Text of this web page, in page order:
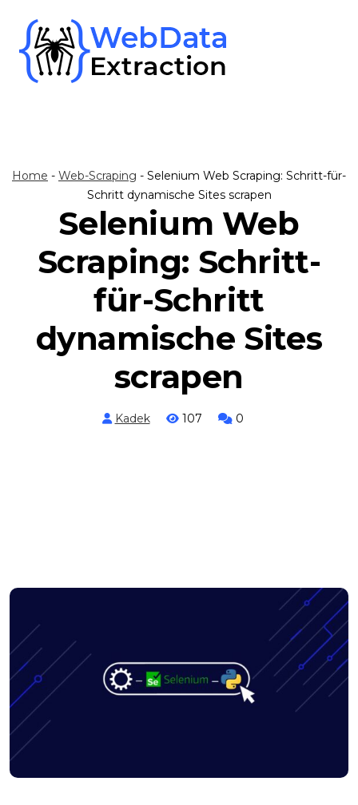
content
Home - Web-Scraping - Selenium Web Scraping: Schritt-für-
Schritt dynamische Sites scrapen
Selenium Web
Scraping: Schritt-
für-Schritt
dynamische Sites
scrapen
Kadek 107 0